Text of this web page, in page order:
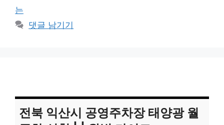
는
댓글 남기기
전북 익산시 공영주차장 태양광 월